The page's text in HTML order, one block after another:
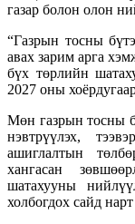
газар болон олон
“Газрын тосны
авах зарим арга
бүх төрлийн
2027 оны
Мөн газрын тосны
нэвтрүүлэх,
ашиглалтын
хангасан
шатахууны
холбогдох сайд